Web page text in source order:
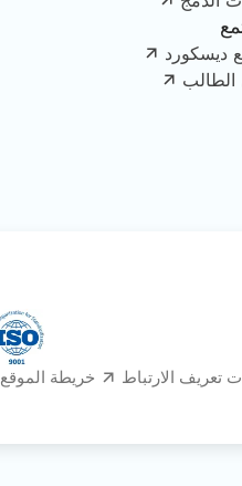
ديسكورد
تعريف الارتباط خريطة الموقع